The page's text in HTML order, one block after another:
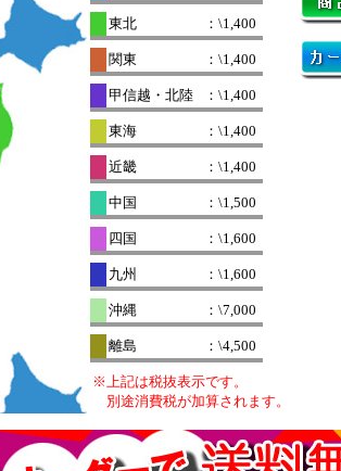
東北 ：\1,400
関東 ：\1,400
甲信越・北陸 ：\1,400
東海 ：\1,400
近畿 ：\1,400
中国 ：\1,500
四国 ：\1,600
九州 ：\1,600
沖縄 ：\7,000
離島 ：\4,500
※上記は税抜表示です。
別途消費税が加算されます。